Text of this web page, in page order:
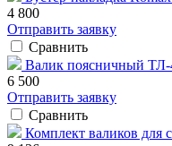
4 800
Отправить заявку
Сравнить
Валик поясничный
6 500
Отправить заявку
Сравнить
Комплект валиков для